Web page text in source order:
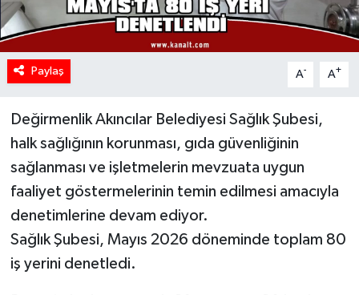
Paylaş A- A+
Değirmenlik Akıncılar Belediyesi Sağlık Şubesi,
halk sağlığının korunması, gıda güvenliğinin
sağlanması ve işletmelerin mevzuata uygun
faaliyet göstermelerinin temin edilmesi amacıyla
denetimlerine devam ediyor.
Sağlık Şubesi, Mayıs 2026 döneminde toplam 80
iş yerini denetledi.